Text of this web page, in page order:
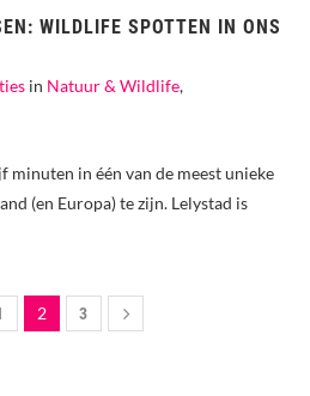
WILDLIFE SPOTTEN IN ONS
in Natuur & Wildlife,
minuten in één van de meest unieke
(en Europa) te zijn. Lelystad is
2 3